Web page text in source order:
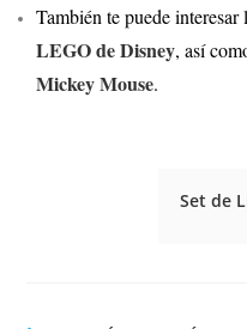
También te puede
LEGO de Disney, así
Mickey Mouse.
Set de